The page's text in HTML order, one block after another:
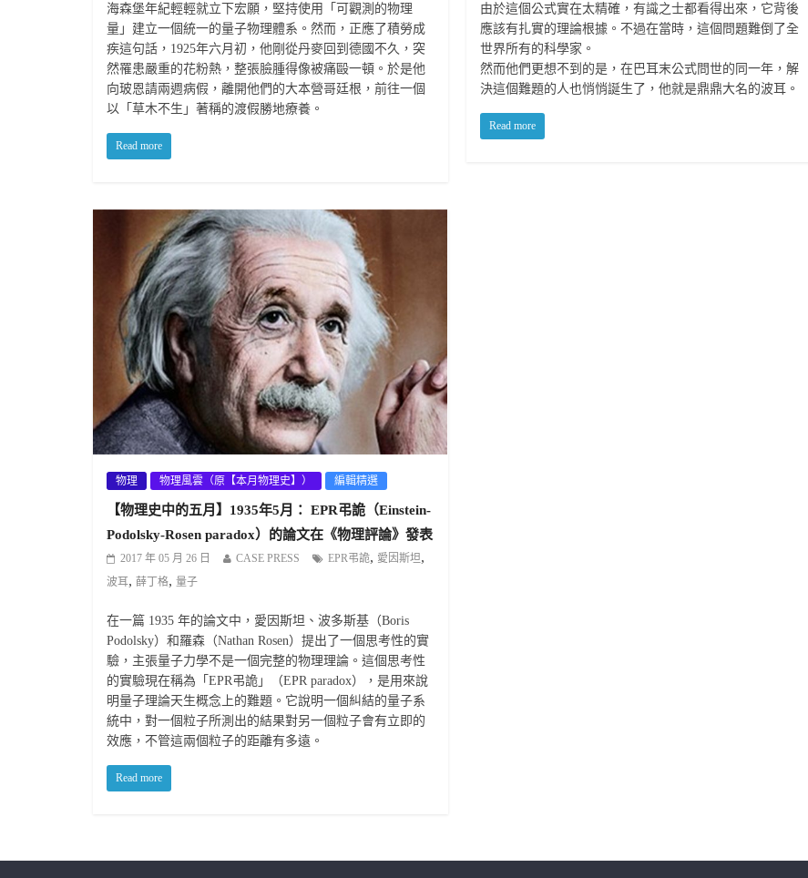
海森堡年紀輕輕就立下宏願，堅持使用「可觀測的物理
量」建立一個統一的量子物理體系。然而，正應了積勞成
疾這句話，1925年六月初，他剛從丹麥回到德國不久，突
然罹患嚴重的花粉熱，整張臉腫得像被痛毆一頓。於是他
向玻恩請兩週病假，離開他們的大本營哥廷根，前往一個
以「草木不生」著稱的渡假勝地療養。
Read more
由於這個公式實在太精確，有識之士都看得出來，它背後
應該有扎實的理論根據。不過在當時，這個問題難倒了全
世界所有的科學家。
然而他們更想不到的是，在巴耳末公式問世的同一年，解
決這個難題的人也悄悄誕生了，他就是鼎鼎大名的波耳。
Read more
物理 物理風雲（原【本月物理史】） 編輯精選
【物理史中的五月】1935年5月： EPR弔詭（Einstein-
Podolsky-Rosen paradox）的論文在《物理評論》發表
2017 年 05 月 26 日 CASE PRESS EPR弔詭, 愛因斯坦,
波耳, 薛丁格, 量子
在一篇 1935 年的論文中，愛因斯坦、波多斯基（Boris
Podolsky）和羅森（Nathan Rosen）提出了一個思考性的實
驗，主張量子力學不是一個完整的物理理論。這個思考性
的實驗現在稱為「EPR弔詭」（EPR paradox），是用來說
明量子理論天生概念上的難題。它說明一個糾結的量子系
統中，對一個粒子所測出的結果對另一個粒子會有立即的
效應，不管這兩個粒子的距離有多遠。
Read more